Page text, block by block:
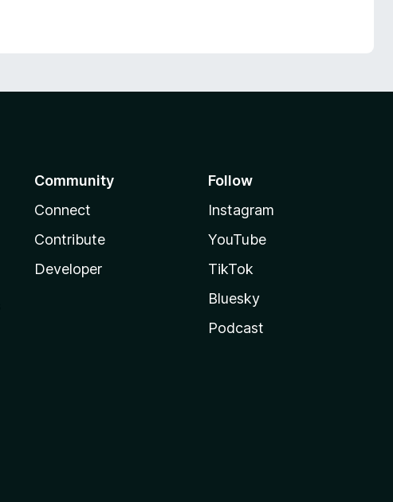
Community
Connect
Contribute
Developer
Follow
Instagram
YouTube
TikTok
Bluesky
Podcast